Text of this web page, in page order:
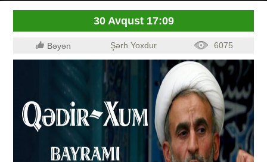
30 Avqust 17:09
Bəyən Şərh Yoxdur 6075